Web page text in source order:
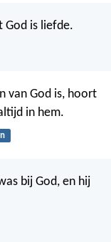
God is liefde.
van God is, hoort
in hem.
bij God, en hij